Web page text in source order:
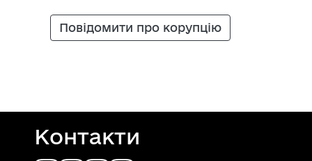
Повідомити про корупцію
Контакти